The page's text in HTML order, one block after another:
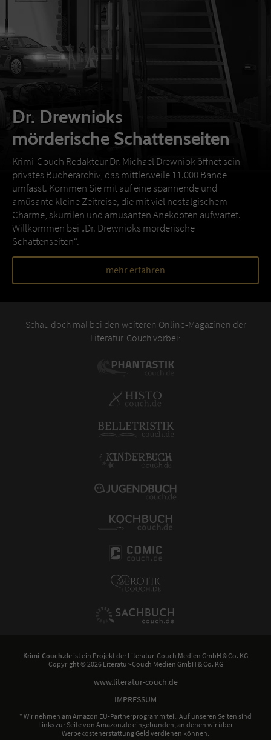
Dr. Drewnioks
mörderische Schattenseiten
Krimi-Couch Redakteur Dr. Michael Drewniok öffnet sein
privates Bücherarchiv, das mittlerweile 11.000 Bände
umfasst. Kommen Sie mit auf eine spannende und
amüsante kleine Zeitreise, die mit viel nostalgischem
Charme, skurrilen und amüsanten Anekdoten aufwartet.
Willkommen bei „Dr. Drewnioks mörderische
Schattenseiten“.
mehr erfahren
Schau doch mal bei den weiteren Online-Magazinen der
Literatur-Couch vorbei:
Krimi-Couch.de ist ein Projekt der Literatur-Couch Medien GmbH & Co. KG
Copyright © 2026 Literatur-Couch Medien GmbH & Co. KG
www.literatur-couch.de
IMPRESSUM
* Wir nehmen am Amazon EU-Partnerprogramm teil. Auf unseren Seiten sind
Links zur Seite von Amazon.de eingebunden, an denen wir über
Werbekostenerstattung Geld verdienen können.